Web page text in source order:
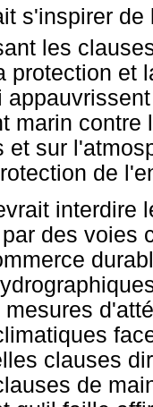
s'inspirer de
les
protection et
marin
et sur
de
interdire
des voies
clauses
de